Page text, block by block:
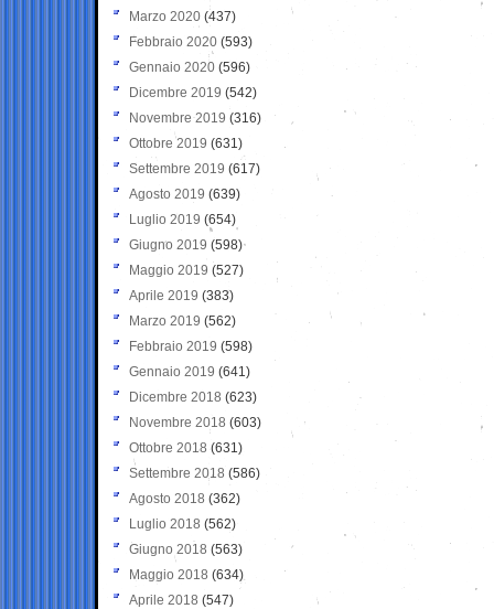
Marzo 2020 (437)
Febbraio 2020 (593)
Gennaio 2020 (596)
Dicembre 2019 (542)
Novembre 2019 (316)
Ottobre 2019 (631)
Settembre 2019 (617)
Agosto 2019 (639)
Luglio 2019 (654)
Giugno 2019 (598)
Maggio 2019 (527)
Aprile 2019 (383)
Marzo 2019 (562)
Febbraio 2019 (598)
Gennaio 2019 (641)
Dicembre 2018 (623)
Novembre 2018 (603)
Ottobre 2018 (631)
Settembre 2018 (586)
Agosto 2018 (362)
Luglio 2018 (562)
Giugno 2018 (563)
Maggio 2018 (634)
Aprile 2018 (547)